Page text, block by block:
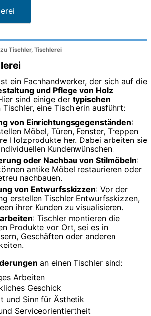
Tischler, Tischlerei
ist ein Fachhandwerker, der sich auf die
und Pflege von Holz
sind einige der typischen
Tischler, eine Tischlerin ausführt:
von Einrichtungsgegenständen:
Möbel, Türen, Fenster, Treppen
Holzprodukte her. Dabei arbeiten sie
Kundenwünschen.
oder Nachbau von Stilmöbeln:
antike Möbel restaurieren oder
nachbauen.
von Entwurfsskizzen: Vor der
erstellen Tischler Entwurfsskizzen,
ihrer Kunden zu visualisieren.
: Tischler montieren die
Produkte vor Ort, sei es in
Geschäften oder anderen
an einen Tischler sind:
Arbeiten
Geschick
und Sinn für Ästhetik
Serviceorientiertheit